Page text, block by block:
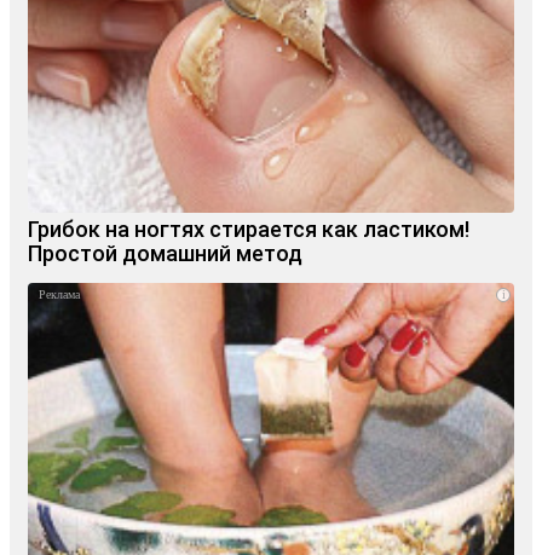
Грибок на ногтях стирается как ластиком!
Простой домашний метод
i